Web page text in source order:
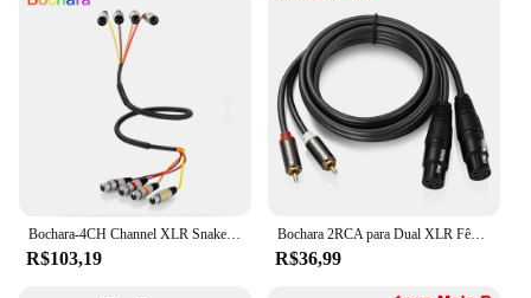
Bochara-4CH Channel XLR Snake Cable, macho para fêmea, OFC Audio Foil blindado para transmissão de gravação
R$103,19
Bochara 2RCA para Dual XLR Fêmea/Macho OFC Cabo de Áudio Blindado Para Amplificador Mixer Alto-falantes 1.5m 3m
R$36,99